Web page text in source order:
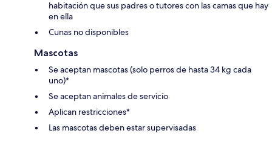
habitación que sus padres o tutores con las camas que hay
en ella
Cunas no disponibles
Mascotas
Se aceptan mascotas (solo perros de hasta 34 kg cada
uno)*
Se aceptan animales de servicio
Aplican restricciones*
Las mascotas deben estar supervisadas